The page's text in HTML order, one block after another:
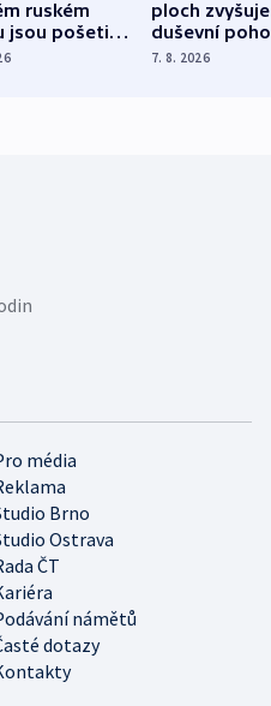
ruském
jsou pošetilé,
ploch zvyšuje
duševní
ukázala
7. 8. 2026
média
Brno
Ostrava
ČT
námětů
dotazy